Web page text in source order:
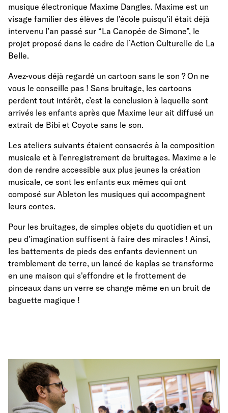
musique électronique Maxime Dangles. Maxime est un
visage familier des élèves de l’école puisqu’il était déjà
intervenu l’an passé sur “La Canopée de Simone”, le
projet proposé dans le cadre de l’Action Culturelle de La
Belle.
Avez-vous déjà regardé un cartoon sans le son ? On ne
vous le conseille pas ! Sans bruitage, les cartoons
perdent tout intérêt, c’est la conclusion à laquelle sont
arrivés les enfants après que Maxime leur ait diffusé un
extrait de Bibi et Coyote sans le son.
Les ateliers suivants étaient consacrés à la composition
musicale et à l'enregistrement de bruitages. Maxime a le
don de rendre accessible aux plus jeunes la création
musicale, ce sont les enfants eux mêmes qui ont
composé sur Ableton les musiques qui accompagnent
leurs contes.
Pour les bruitages, de simples objets du quotidien et un
peu d’imagination suffisent à faire des miracles ! Ainsi,
les battements de pieds des enfants deviennent un
tremblement de terre, un lancé de kaplas se transforme
en une maison qui s'effondre et le frottement de
pinceaux dans un verre se change même en un bruit de
baguette magique !